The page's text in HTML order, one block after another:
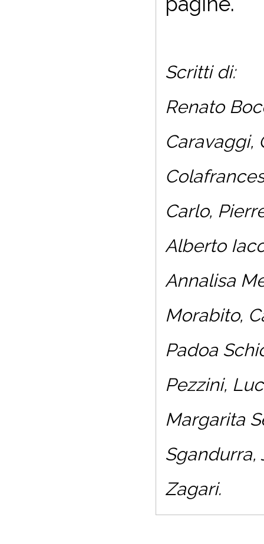
Scritti di:
Renato
Caravaggi,
Carlo,
Alberto
Annalisa
Morabito,
Padoa
Pezzini,
Margarita
Sgandurra,
Zagari.